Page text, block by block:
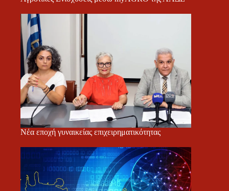
Νέα εποχή γυναικείας επιχειρηματικότητας